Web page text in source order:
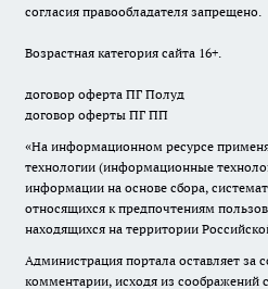
согласия правообладателя запрещено.
Возрастная категория сайта 16+.
договор оферта ПГ Полуд
договор оферты ПГ ПП
«На информационном ресурсе
технологии (информационные
информации на основе сбора,
относящихся к предпочтениям
находящихся на территории
Администрация портала оставляет за
комментарии, исходя из соображений